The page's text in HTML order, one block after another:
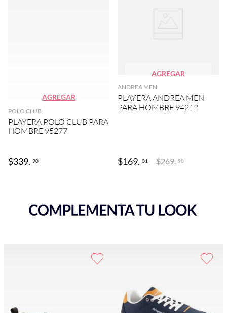
AGREGAR
POLO CLUB
PLAYERA POLO CLUB PARA
HOMBRE 95277
$339. 90
AGREGAR
ANDREA MEN
PLAYERA ANDREA MEN
PARA HOMBRE 94212
$169. 01 $269. 90